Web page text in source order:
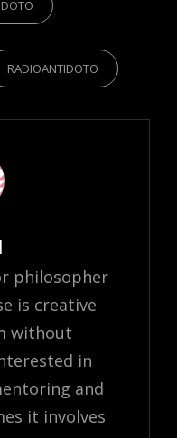
RADIOANTIDOTO
philosopher
is creative
without
in
and
it involves